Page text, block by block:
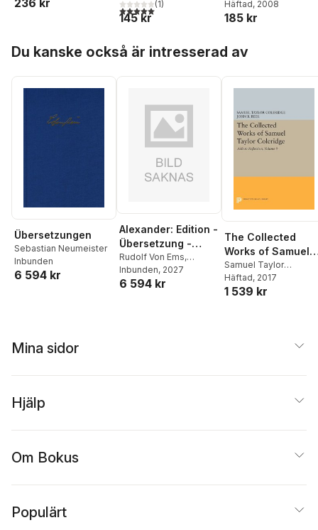
236 kr
Coleridge,
Stafford
5,0utav 5 stjärnor. Totalt antal röster:
(1)
145 kr
Coleridge,H. J.
Jackson
Häftad, 2008
185 kr
Du kanske också är intresserad av
Übersetzungen
Sebastian Neumeister
Inbunden
6 594 kr
Alexander: Edition -
Übersetzung -
Kommentar
Rudolf Von Ems,
Elisabeth Lienert
Inbunden, 2027
6 594 kr
The Collected
Works of Samuel
Taylor Coleridge,
Volume 9: Aids to
Reflection
Samuel Taylor
Coleridge,John Beer
Häftad, 2017
1 539 kr
Mina sidor
Hjälp
Om Bokus
Populärt